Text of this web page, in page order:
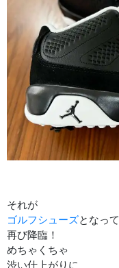
それが
ゴルフシューズとなって
再び降臨！
めちゃくちゃ
渋い仕上がりに